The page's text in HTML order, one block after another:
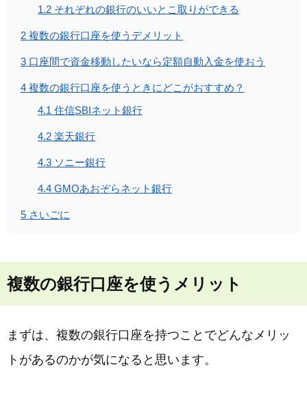
1.2 それぞれの銀行のいいとこ取りができる
2 複数の銀行口座を使うデメリット
3 口座間で資金移動したいなら定額自動入金を使おう
4 複数の銀行口座を使うときにどこがおすすめ？
4.1 住信SBIネット銀行
4.2 楽天銀行
4.3 ソニー銀行
4.4 GMOあおぞらネット銀行
5 さいごに
複数の銀行口座を使うメリット
まずは、複数の銀行口座を持つことでどんなメリッ
トがあるのかが気になると思います。